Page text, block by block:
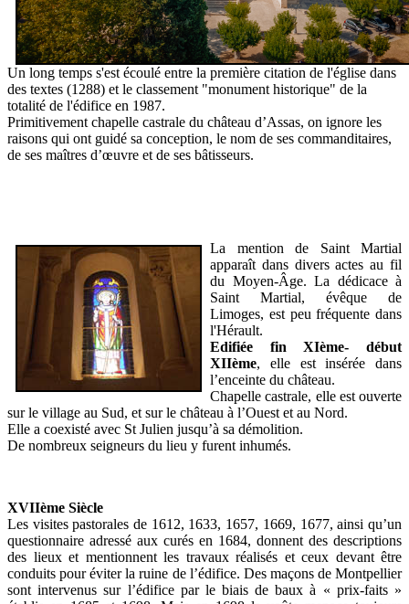
Un long temps s'est écoulé entre la première citation de l'église dans
des textes (1288) et le classement "monument historique" de la
totalité de l'édifice en 1987.
Primitivement chapelle castrale du château d’Assas, on ignore les
raisons qui ont guidé sa conception, le nom de ses commanditaires,
de ses maîtres d’œuvre et de ses bâtisseurs.
La mention de Saint Martial
apparaît dans divers actes au fil
du Moyen-Âge. La dédicace à
Saint Martial, évêque de
Limoges, est peu fréquente dans
l'Hérault.
Edifiée fin XIème- début
XIIème, elle est insérée dans
l’enceinte du château.
Chapelle castrale, elle est ouverte
sur le village au Sud, et sur le château à l’Ouest et au Nord.
Elle a coexisté avec St Julien jusqu’à sa démolition.
De nombreux seigneurs du lieu y furent inhumés.
XVIIème Siècle
Les visites pastorales de 1612, 1633, 1657, 1669, 1677, ainsi qu’un
questionnaire adressé aux curés en 1684, donnent des descriptions
des lieux et mentionnent les travaux réalisés et ceux devant être
conduits pour éviter la ruine de l’édifice. Des maçons de Montpellier
sont intervenus sur l’édifice par le biais de baux à « prix-faits »